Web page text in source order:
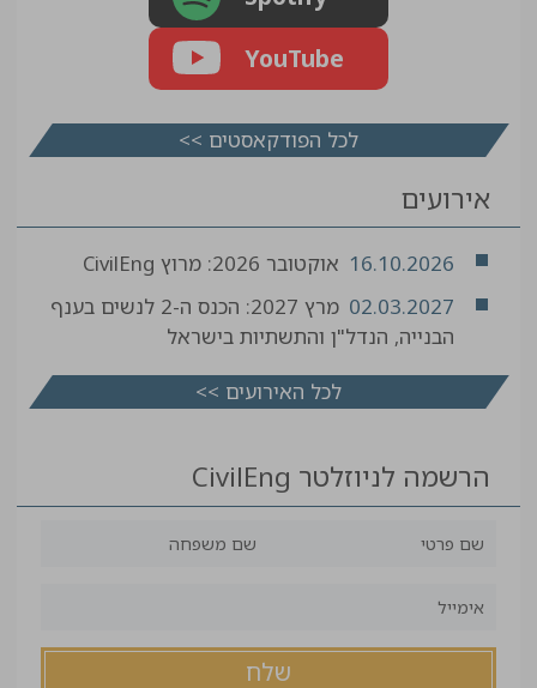
YouTube
לכל הפודקאסטים >>
אירועים
16.10.2026 אוקטובר 2026: מרוץ CivilEng
02.03.2027
מרץ 2027: הכנס ה-2 לנשים בענף
הבנייה, הנדל"ן והתשתיות בישראל
לכל האירועים >>
הרשמה לניוזלטר CivilEng